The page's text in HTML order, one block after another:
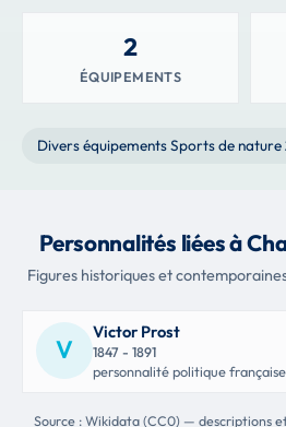
2
ÉQUIPEMENTS
Divers équipements Sports de nature
Personnalités liées à
Figures historiques et
V
Victor Prost
1847 - 1891
personnalité politique française
Source : Wikidata (CC0) — descriptions